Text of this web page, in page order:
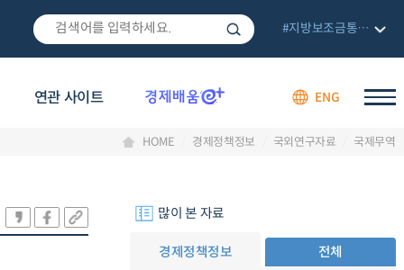
연관 사이트 ENG
#지방보조금통합관리망
HOME 경제정책정보 국외연구자료 국제무역
많이 본 자료
경제정책정보 전체